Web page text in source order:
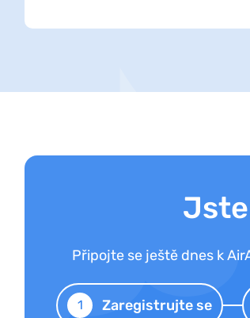
Připojte se ještě dnes k
1 Zaregistrujte se